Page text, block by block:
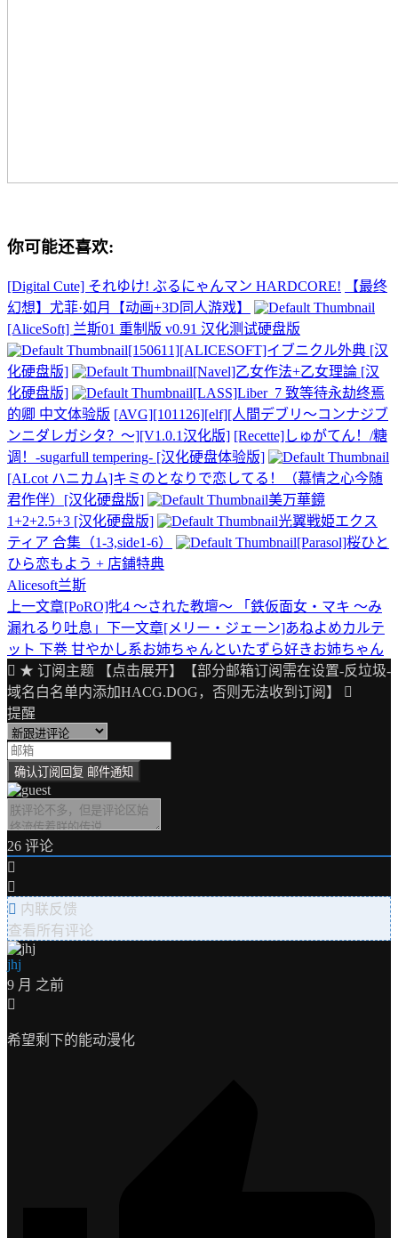
你可能还喜欢:
[Digital Cute] それゆけ! ぶるにゃんマン HARDCORE!
【最终
幻想】尤菲·如月【动画+3D同人游戏】
[AliceSoft] 兰斯01 重制版 v0.91 汉化测试硬盘版
[150611][ALICESOFT]イブニクル外典 [汉
化硬盘版]
[Navel]乙女作法+乙女理論 [汉
化硬盘版]
[LASS]Liber_7 致等待永劫终焉
的卿 中文体验版 [AVG][101126][elf][人間デブリ～コンナジブ
ンニダレガシタ？～][V1.0.1汉化版] [Recette]しゅがてん！/糖
调！-sugarfull tempering- [汉化硬盘体验版]
[ALcot ハニカム]キミのとなりで恋してる！（慕情之心今随
君作伴）[汉化硬盘版]
美万華鏡
1+2+2.5+3 [汉化硬盘版]
光翼戦姫エクス
ティア 合集（1-3,side1-6）
[Parasol]桜ひと
ひら恋もよう + 店鋪特典
Alicesoft兰斯
文
章
导
航
上一文章[PoRO]牝4 ～された教壇～ 「鉄仮面女・マキ ～み
漏れるり吐息」 下一文章[メリー・ジェーン]あねよめカルテ
ット 下巻 甘やかし系お姉ちゃんといたずら好きお姉ちゃん
★ 订阅主题 【点击展开】【部分邮箱订阅需在设置-反垃圾-
域名白名单内添加HACG.DOG，否则无法收到订阅】
提醒
26 评论
内联反馈
查看所有评论
jhj
9 月 之前
希望剩下的能动漫化